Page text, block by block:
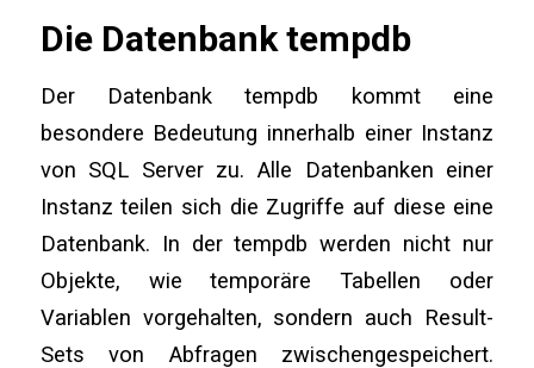
Die Datenbank tempdb
Der Datenbank tempdb kommt eine
besondere Bedeutung innerhalb einer Instanz
von SQL Server zu. Alle Datenbanken einer
Instanz teilen sich die Zugriffe auf diese eine
Datenbank. In der tempdb werden nicht nur
Objekte, wie temporäre Tabellen oder
Variablen vorgehalten, sondern auch Result-
Sets von Abfragen zwischengespeichert.